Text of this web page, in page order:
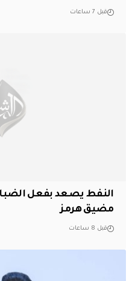
قبل 7 ساعات
النفط يصعد بفعل
مضيق هرمز
قبل 8 ساعات